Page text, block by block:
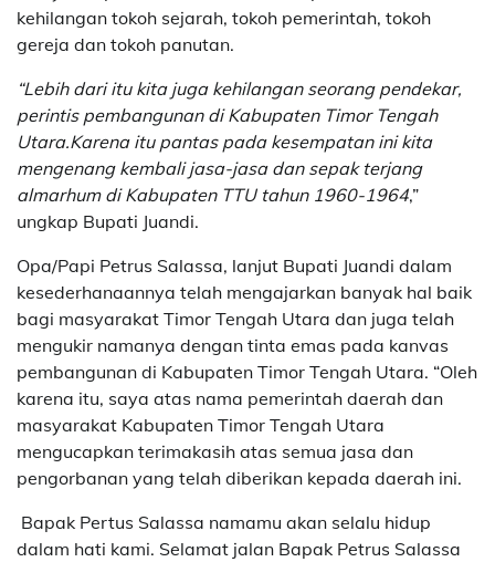
kehilangan tokoh sejarah, tokoh pemerintah, tokoh
gereja dan tokoh panutan.
“Lebih dari itu kita juga kehilangan seorang pendekar,
perintis pembangunan di Kabupaten Timor Tengah
Utara.Karena itu pantas pada kesempatan ini kita
mengenang kembali jasa-jasa dan sepak terjang
almarhum di Kabupaten TTU tahun 1960-1964,”
ungkap Bupati Juandi.
Opa/Papi Petrus Salassa, lanjut Bupati Juandi dalam
kesederhanaannya telah mengajarkan banyak hal baik
bagi masyarakat Timor Tengah Utara dan juga telah
mengukir namanya dengan tinta emas pada kanvas
pembangunan di Kabupaten Timor Tengah Utara. “Oleh
karena itu, saya atas nama pemerintah daerah dan
masyarakat Kabupaten Timor Tengah Utara
mengucapkan terimakasih atas semua jasa dan
pengorbanan yang telah diberikan kepada daerah ini.
Bapak Pertus Salassa namamu akan selalu hidup
dalam hati kami. Selamat jalan Bapak Petrus Salassa